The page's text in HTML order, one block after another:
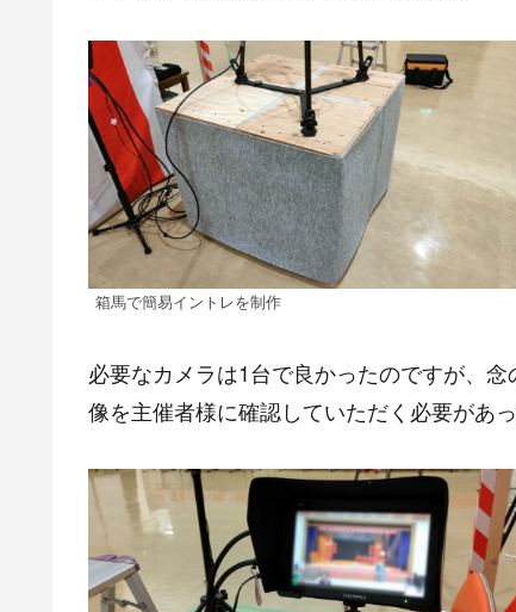
箱馬で簡易イントレを制作
必要なカメラは1台で良かったのですが、
像を主催者様に確認していただく必要があ